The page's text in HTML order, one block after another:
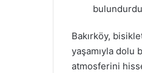
Bakırköy,
yaşamıyla dolu
atmosferini